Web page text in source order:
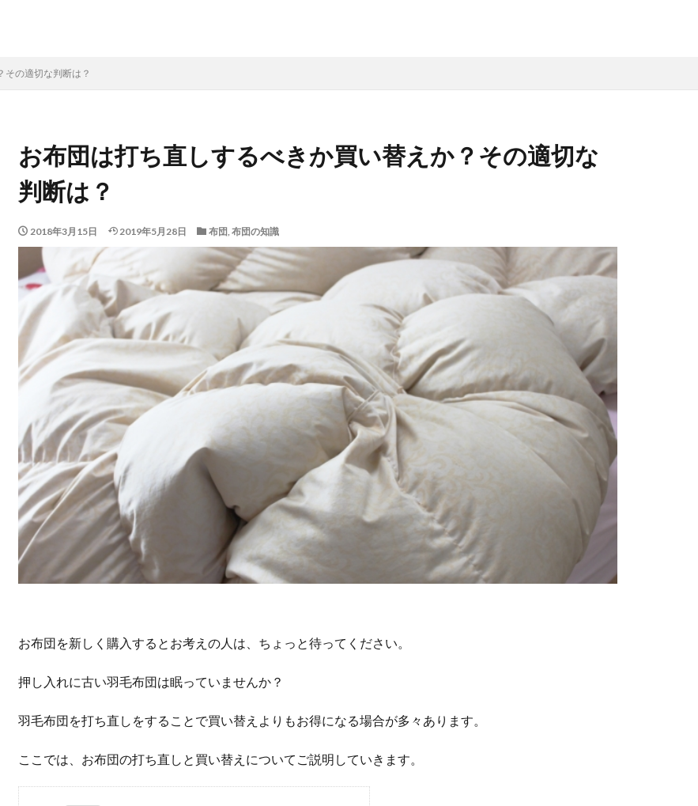
その適切な判断は？
お布団は打ち直しするべきか買い替えか？その適切な
判断は？
2018年3月15日 2019年5月28日 布団, 布団の知識
お布団を新しく購入するとお考えの人は、ちょっと待ってください。
押し入れに古い羽毛布団は眠っていませんか？
羽毛布団を打ち直しをすることで買い替えよりもお得になる場合が多々あります。
ここでは、お布団の打ち直しと買い替えについてご説明していきます。